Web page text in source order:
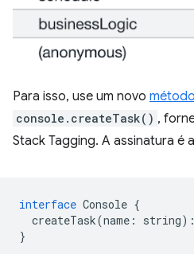
Para isso, use um novo método
console.createTask() ,
Stack Tagging. A assinatura é
interface Console {
createTask(name : string) :
}